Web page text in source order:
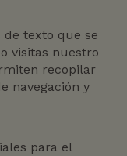
de texto que se
visitas nuestro
recopilar
navegación y
para el